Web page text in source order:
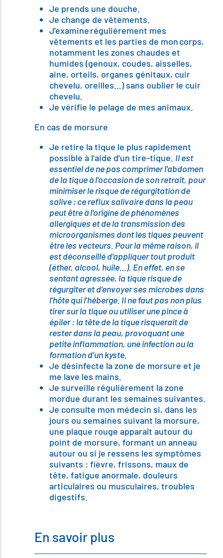
Je prends une douche.
Je change de vêtements.
J’examine régulièrement mes
vêtements et les parties de mon corps,
notamment les zones chaudes et
humides (genoux, coudes, aisselles,
aine, orteils, organes génitaux, cuir
chevelu, oreilles…) sans oublier le cuir
chevelu.
Je vérifie le pelage de mes animaux.
En cas de morsure
Je retire la tique le plus rapidement
possible à l’aide d’un tire-tique. Il est
essentiel de ne pas comprimer l'abdomen
de la tique à l'occasion de son retrait, pour
minimiser le risque de régurgitation de
salive ; ce reflux salivaire dans la peau
peut être à l'origine de phénomènes
allergiques et de la transmission des
microorganismes dont les tiques peuvent
être les vecteurs. Pour la même raison, il
est déconseillé d'appliquer tout produit
(éther, alcool, huile…). En effet, en se
sentant agressée, la tique risque de
régurgiter et d'envoyer ses microbes dans
l'hôte qui l'héberge. Il ne faut pas non plus
tirer sur la tique ou utiliser une pince à
épiler : la tête de la tique risquerait de
rester dans la peau, provoquant une
petite inflammation, une infection ou la
formation d’un kyste.
Je désinfecte la zone de morsure et je
me lave les mains.
Je surveille régulièrement la zone
mordue durant les semaines suivantes.
Je consulte mon médecin si, dans les
jours ou semaines suivant la morsure,
une plaque rouge apparaît autour du
point de morsure, formant un anneau
autour ou si je ressens les symptômes
suivants : fièvre, frissons, maux de
tête, fatigue anormale, douleurs
articulaires ou musculaires, troubles
digestifs.
En savoir plus